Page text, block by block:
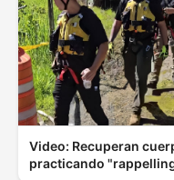
Video: Recuperan
practicando